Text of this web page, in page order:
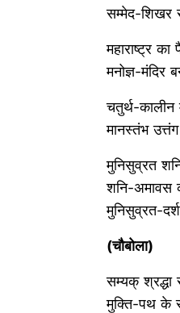
सम्मेद-शिखर
महाराष्ट्र
मनोज्ञ-मंदिर
चतुर्थ-कालीन
मानस्तंभ
मुनिसुव्रत
शनि-अमावस
मुनिसुव्रत-
(चौबोला)
सम्यक् श्रद्धा
मुक्ति-पथ के